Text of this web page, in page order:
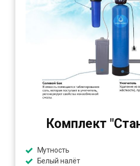
Комплект
Мутность
Белый налёт